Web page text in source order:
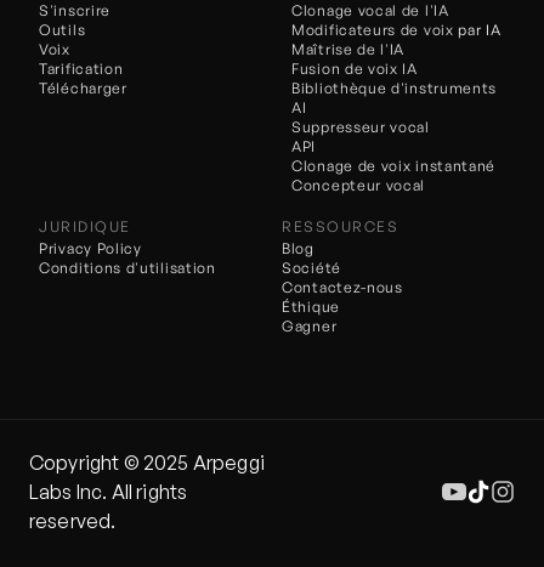
S'inscrire
Outils
Voix
Tarification
Télécharger
Clonage vocal de l'IA
Fusion de voix IA
Modificateurs de voix par IA
Maîtrise de l'IA
Bibliothèque d'instruments
AI
Suppresseur vocal
API
Clonage de voix instantané
Concepteur vocal
JURIDIQUE
Privacy Policy
Conditions d'utilisation
RESSOURCES
Blog
Société
Contactez-nous
Éthique
Gagner
Copyright ©️ 2025 Arpeggi
Labs Inc. All rights
reserved.